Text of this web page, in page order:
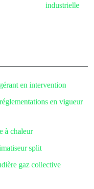
industrielle
en intervention
en vigueur
à chaleur
split
gaz collective